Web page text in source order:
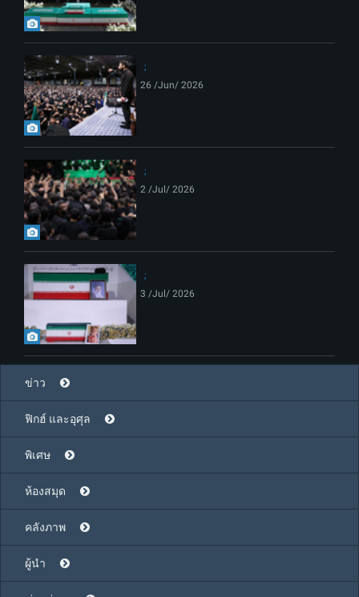
26 /Jun/ 2026
2 /Jul/ 2026
3 /Jul/ 2026
ข่าว
ฟิกฮ์ และอุศุล
พิเศษ
ห้องสมุด
คลังภาพ
ผู้นำ